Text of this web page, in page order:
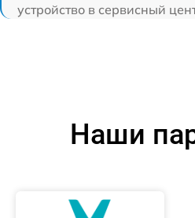
устройство в сервисный
Наши